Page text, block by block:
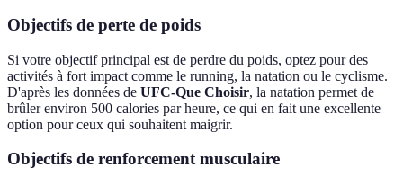
Objectifs de perte de poids
Si votre objectif principal est de perdre du poids, optez pour des
activités à fort impact comme le running, la natation ou le cyclisme.
D'après les données de UFC-Que Choisir, la natation permet de
brûler environ 500 calories par heure, ce qui en fait une excellente
option pour ceux qui souhaitent maigrir.
Objectifs de renforcement musculaire